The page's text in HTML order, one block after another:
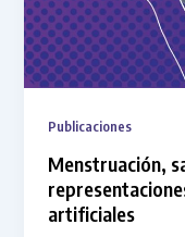
Publicaciones
Menstruación,
artificiales